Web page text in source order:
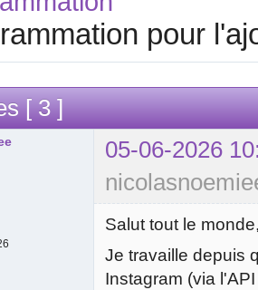
pour
[ 3 ]
05-06-2026
Salut tout le
Je travaille depuis
Instagram (via